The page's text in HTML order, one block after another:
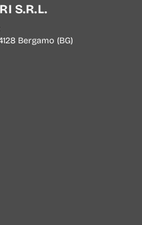
S.R.L.
Bergamo (BG)
resistivi